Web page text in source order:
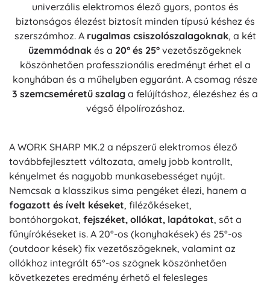
univerzális elektromos élező gyors, pontos és
biztonságos élezést biztosít minden típusú késhez és
szerszámhoz. A rugalmas csiszolószalagoknak, a két
üzemmódnak és a 20° és 25° vezetőszögeknek
köszönhetően professzionális eredményt érhet el a
konyhában és a műhelyben egyaránt. A csomag része
3 szemcseméretű szalag a felújításhoz, élezéshez és a
végső élpolírozáshoz.
A WORK SHARP MK.2 a népszerű elektromos élező
továbbfejlesztett változata, amely jobb kontrollt,
kényelmet és nagyobb munkasebességet nyújt.
Nemcsak a klasszikus sima pengéket élezi, hanem a
fogazott és ívelt késeket, filézőkéseket,
bontóhorgokat, fejszéket, ollókat, lapátokat, sőt a
fűnyírókéseket is. A 20°-os (konyhakések) és 25°-os
(outdoor kések) fix vezetőszögeknek, valamint az
ollókhoz integrált 65°-os szögnek köszönhetően
következetes eredmény érhető el felesleges